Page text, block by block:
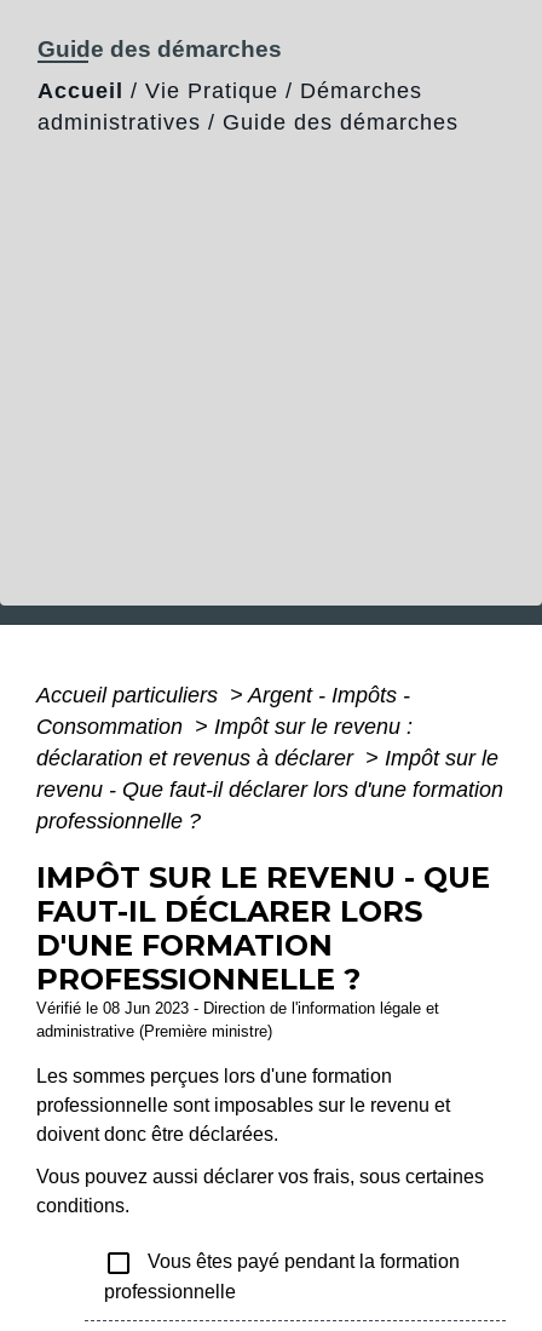
Guide des démarches
Accueil / Vie Pratique / Démarches
administratives / Guide des démarches
Accueil particuliers > Argent - Impôts -
Consommation > Impôt sur le revenu :
déclaration et revenus à déclarer > Impôt sur le
revenu - Que faut-il déclarer lors d'une formation
professionnelle ?
IMPÔT SUR LE REVENU - QUE
FAUT-IL DÉCLARER LORS
D'UNE FORMATION
PROFESSIONNELLE ?
Vérifié le 08 Jun 2023 - Direction de l'information légale et
administrative (Première ministre)
Les sommes perçues lors d'une formation
professionnelle sont imposables sur le revenu et
doivent donc être déclarées.
Vous pouvez aussi déclarer vos frais, sous certaines
conditions.
check_box_outline_blank
Vous êtes payé pendant la formation
professionnelle